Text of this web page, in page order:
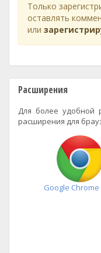
Только
оставлять
или
Расширения
Для более удобной
расширения для
Google Chrome